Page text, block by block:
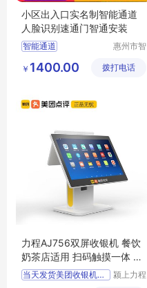
小区出入口实名制智能通道
人脸识别速通门智通安装
智能通道
小区出入口速通门
惠州市智
技有限公
￥ 1400.00 拨打电话
力程AJ756双屏收银机 餐饮
奶茶店适用 扫码触摸一体 全
国速发
当天发货美团收银机收银系
颍上力程